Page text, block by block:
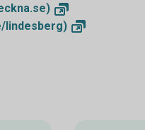
lindesberg)